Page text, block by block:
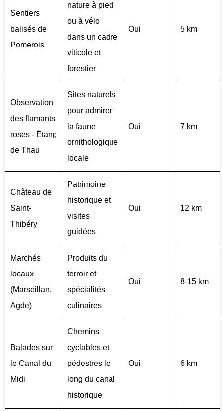
Sentiers
balisés de
Pomerols
nature à pied
ou à vélo
dans un cadre
viticole et
forestier
Oui 5 km
Observation
des flamants
roses - Étang
de Thau
Sites naturels
pour admirer
la faune
ornithologique
locale
Oui 7 km
Château de
Saint-
Thibéry
Patrimoine
historique et
visites
guidées
Oui 12 km
Marchés
locaux
(Marseillan,
Agde)
Produits du
terroir et
spécialités
culinaires
Oui 8-15 km
Balades sur
le Canal du
Midi
Chemins
cyclables et
pédestres le
long du canal
historique
Oui 6 km